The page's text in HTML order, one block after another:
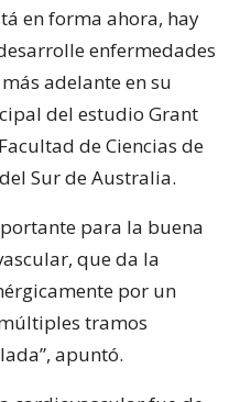
en forma ahora, hay
enfermedades
adelante en su
del estudio Grant
de Ciencias de
Sur de Australia.
para la buena
que da la
por un
tramos
apuntó.